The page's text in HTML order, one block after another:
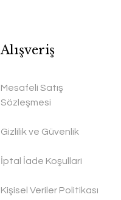
Alışveriş
Mesafeli Satış
Sözleşmesi
Gizlilik ve Güvenlik
İptal İade Koşullari
Kişisel Veriler Politikası